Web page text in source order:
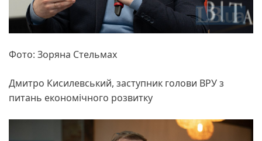
Фото: Зоряна Стельмах
Дмитро Кисилевський, заступник голови ВРУ з
питань економічного розвитку